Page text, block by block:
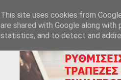
This site uses cookies from
are shared with Google along
statistics, and to detect and